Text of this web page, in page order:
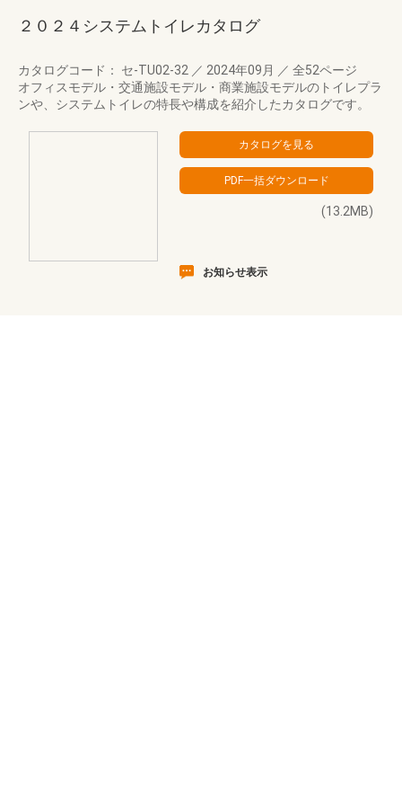
２０２４システムトイレカタログ
カタログコード： セ-TU02-32 ／ 2024年09月 ／ 全52ページ
オフィスモデル・交通施設モデル・商業施設モデルのトイレプラ
ンや、システムトイレの特長や構成を紹介したカタログです。
(13.2MB)
お知らせ表示